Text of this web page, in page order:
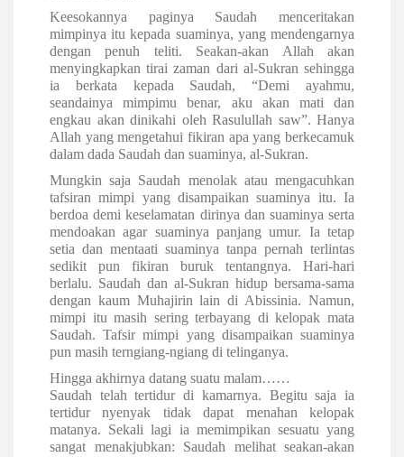
Keesokannya paginya Saudah menceritakan
mimpinya itu kepada suaminya, yang mendengarnya
dengan penuh teliti. Seakan-akan Allah akan
menyingkapkan tirai zaman dari al-Sukran sehingga
ia berkata kepada Saudah, “Demi ayahmu,
seandainya mimpimu benar, aku akan mati dan
engkau akan dinikahi oleh Rasulullah saw”. Hanya
Allah yang mengetahui fikiran apa yang berkecamuk
dalam dada Saudah dan suaminya, al-Sukran.
Mungkin saja Saudah menolak atau mengacuhkan
tafsiran mimpi yang disampaikan suaminya itu. Ia
berdoa demi keselamatan dirinya dan suaminya serta
mendoakan agar suaminya panjang umur. Ia tetap
setia dan mentaati suaminya tanpa pernah terlintas
sedikit pun fikiran buruk tentangnya. Hari-hari
berlalu. Saudah dan al-Sukran hidup bersama-sama
dengan kaum Muhajirin lain di Abissinia. Namun,
mimpi itu masih sering terbayang di kelopak mata
Saudah. Tafsir mimpi yang disampaikan suaminya
pun masih terngiang-ngiang di telinganya.
Hingga akhirnya datang suatu malam……
Saudah telah tertidur di kamarnya. Begitu saja ia
tertidur nyenyak tidak dapat menahan kelopak
matanya. Sekali lagi ia memimpikan sesuatu yang
sangat menakjubkan: Saudah melihat seakan-akan